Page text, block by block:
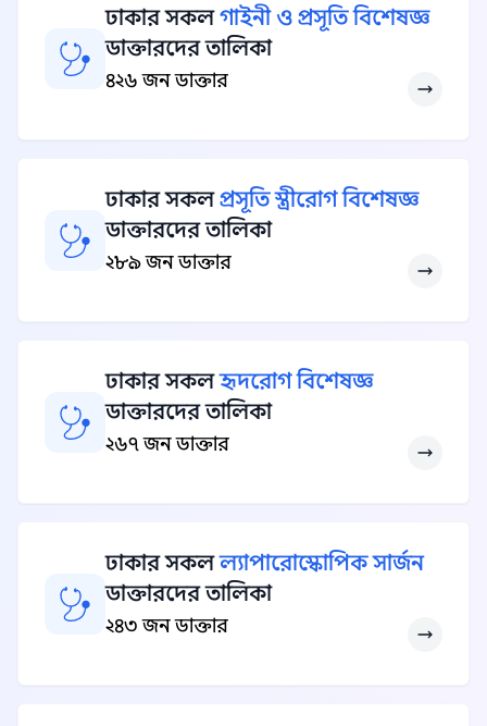
ঢাকার সকলগাইনী ও প্রসূতি বিশেষজ্ঞ
ডাক্তারদের তালিকা
৪২৬ জন ডাক্তার
ঢাকার সকলপ্রসূতি স্ত্রীরোগ বিশেষজ্ঞ
ডাক্তারদের তালিকা
২৮৯ জন ডাক্তার
ঢাকার সকলহৃদরোগ বিশেষজ্ঞ
ডাক্তারদের তালিকা
২৬৭ জন ডাক্তার
ঢাকার সকলল্যাপারোস্কোপিক সার্জন
ডাক্তারদের তালিকা
২৪৩ জন ডাক্তার